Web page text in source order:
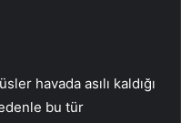
havada asılı kaldığı
bu tür